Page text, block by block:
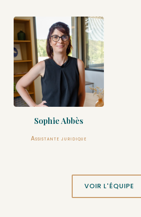
Sophie Abbès
Assistante juridique
VOIR L'ÉQUIPE